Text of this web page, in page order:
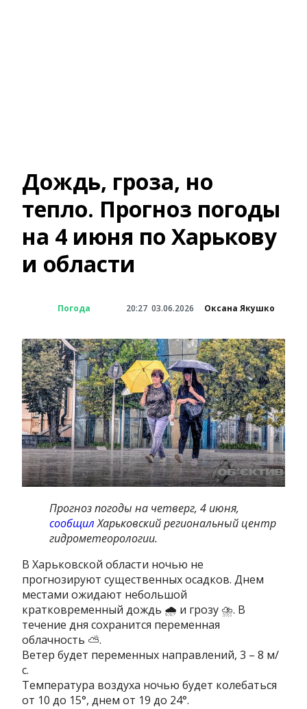
Дождь, гроза, но
тепло. Прогноз погоды
на 4 июня по Харькову
и области
Погода 20:27 03.06.2026 Оксана Якушко
Прогноз погоды на четверг, 4 июня,
сообщилХарьковский региональный центр
гидрометеорологии.
В Харьковской области ночью не
прогнозируют существенных осадков. Днем
местами ожидают небольшой
кратковременный дождь 🌧 и грозу ⛈. В
течение дня сохранится переменная
облачность ⛅️.
Ветер будет переменных направлений, 3 – 8 м/
с.
Температура воздуха ночью будет колебаться
от 10 до 15°, днем ​​от 19 до 24°.